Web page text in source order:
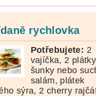
rychlovka
Potřebujete: 2
vajíčka, 2 plátky
šunky nebo
salám, plátek
sýra, 2 cherry